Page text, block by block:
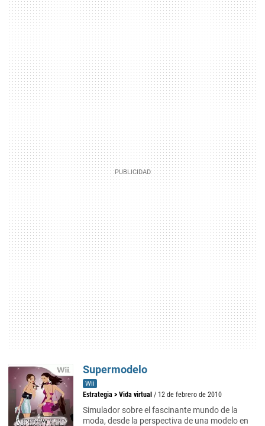
Supermodelo
Wii
Estrategia > Vida virtual / 12 de febrero de 2010
Simulador sobre el fascinante mundo de la
moda, desde la perspectiva de una modelo en